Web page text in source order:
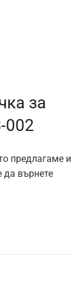
за
002
предлагаме и
да върнете